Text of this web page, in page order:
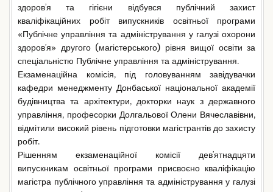
здоровʼя та гігієни відбувся публічний захист
кваліфікаційних робіт випускників освітньої програми
«Публічне управління та адміністрування у галузі охорони
здоровʼя» другого (магістерського) рівня вищої освіти за
спеціальністю Публічне управління та адміністрування.
Екзаменаційна комісія, під головуванням завідувачки
кафедри менеджменту Донбаської національної академії
будівництва та архітектури, докторки наук з державного
управління, професорки Долгальової Олени Вячеславівни,
відмітили високий рівень підготовки магістрантів до захисту
робіт.
Рішенням екзаменаційної комісії девʼятнадцяти
випускникам освітньої програми присвоєно кваліфікацію
магістра публічного управління та адміністрування у галузі